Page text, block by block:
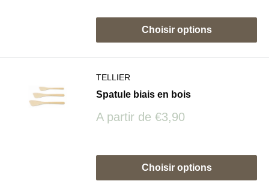
Choisir options
TELLIER
Spatule biais en bois
Prix
A partir de €3,90
Choisir options